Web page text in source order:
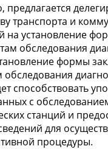
предлагается
транспорта и
на установление
обследования
формы
обследования
способствовать
с
станций и
для
процедуры.